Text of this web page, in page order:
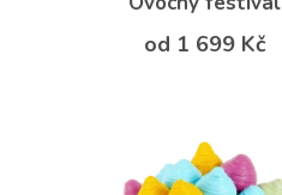
od 1 699 Kč